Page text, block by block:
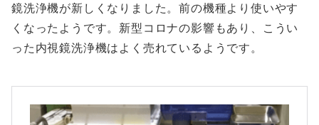
鏡洗浄機が新しくなりました。前の機種より使いやす
くなったようです。新型コロナの影響もあり、こうい
った内視鏡洗浄機はよく売れているようです。